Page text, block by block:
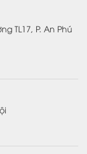
TL17, P. An Phú